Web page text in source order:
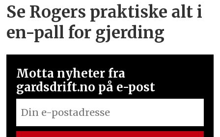
Se Rogers praktiske alt i
en-pall for gjerding
Motta nyheter fra
gardsdrift.no på e-post